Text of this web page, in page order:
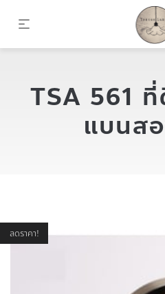
TSA 561
แบนส
ลดราคา!